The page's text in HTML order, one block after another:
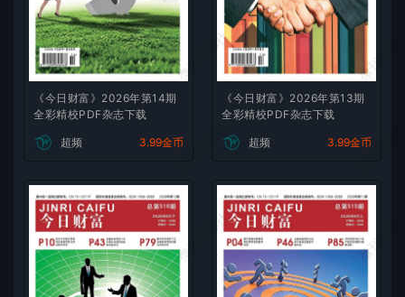
《今日财富》2026年第14期
全彩精校PDF杂志下载
超频 3.99金币
《今日财富》2026年第13期
全彩精校PDF杂志下载
超频 3.99金币
微刊杂志社
微刊杂
微刊杂志社
微刊杂
微刊杂志社
微刊杂